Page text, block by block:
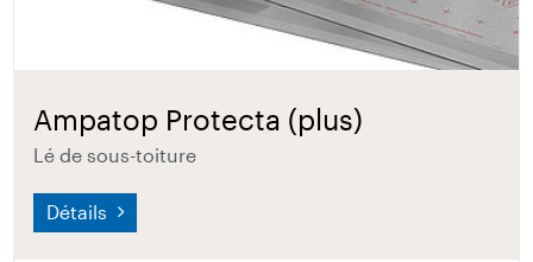
Ampatop Protecta (plus)
Lé de sous-toiture
Détails